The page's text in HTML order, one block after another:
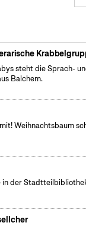
steht die Sprach-
Balchem.
Weihnachtsbaum
in der